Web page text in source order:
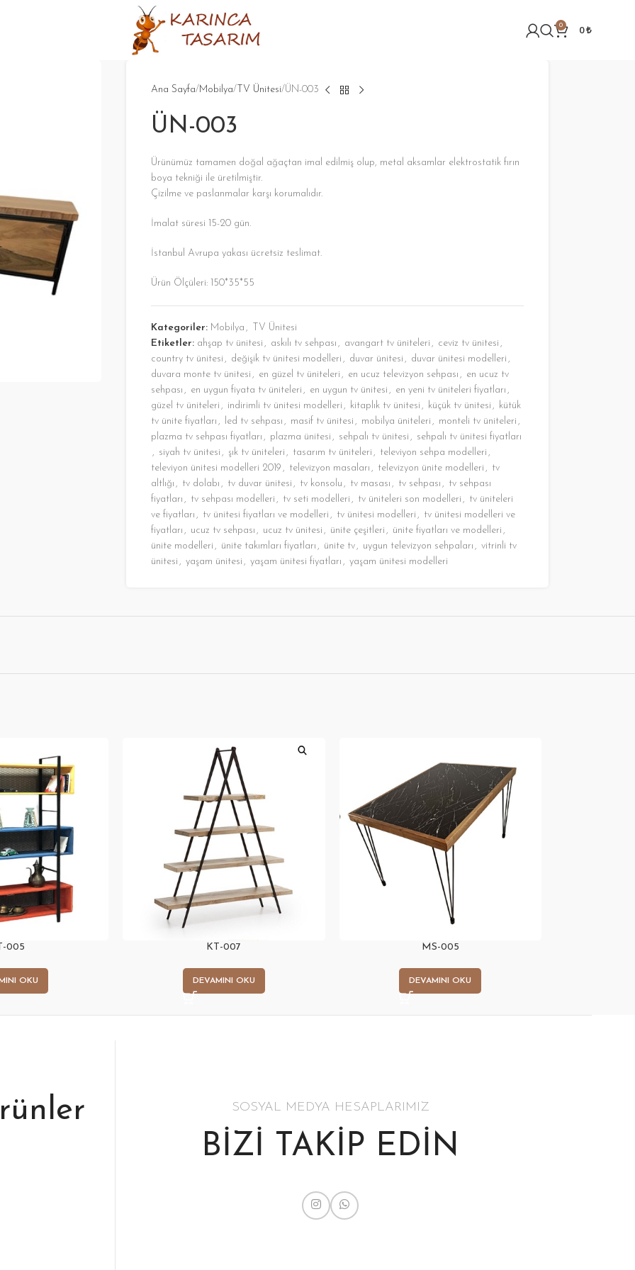
0 0₺
Ana Sayfa Mobilya TV Ünitesi ÜN-003
ÜN-003
Ürünümüz tamamen doğal ağaçtan imal edilmiş olup, metal aksamlar elektrostatik fırın
boya tekniği ile üretilmiştir.
Çizilme ve paslanmalar karşı korumalıdır.
İmalat süresi 15-20 gün.
İstanbul Avrupa yakası ücretsiz teslimat.
Ürün Ölçüleri: 150*35*55
Kategoriler: Mobilya ,
TV Ünitesi
Etiketler: ahşap tv ünitesi , askılı tv sehpası , avangart tv üniteleri , ceviz tv ünitesi ,
country tv ünitesi , değişik tv ünitesi modelleri , duvar ünitesi , duvar ünitesi modelleri ,
duvara monte tv ünitesi , en güzel tv üniteleri , en ucuz televizyon sehpası , en ucuz tv
sehpası , en uygun fiyata tv üniteleri , en uygun tv ünitesi , en yeni tv üniteleri fiyatları ,
güzel tv üniteleri , indirimli tv ünitesi modelleri , kitaplık tv ünitesi , küçük tv ünitesi , kütük
tv ünite fiyatları , led tv sehpası , masif tv ünitesi , mobilya üniteleri , monteli tv üniteleri ,
plazma tv sehpası fiyatları , plazma ünitesi , sehpalı tv ünitesi , sehpalı tv ünitesi fiyatları
, siyah tv ünitesi , şık tv üniteleri , tasarım tv üniteleri , televiyon sehpa modelleri ,
televiyon ünitesi modelleri 2019 , televizyon masaları , televizyon ünite modelleri , tv
altlığı , tv dolabı , tv duvar ünitesi , tv konsolu , tv masası , tv sehpası , tv sehpası
fiyatları , tv sehpası modelleri , tv seti modelleri , tv üniteleri son modelleri , tv üniteleri
ve fiyatları , tv ünitesi fiyatları ve modelleri , tv ünitesi modelleri , tv ünitesi modelleri ve
fiyatları , ucuz tv sehpası , ucuz tv ünitesi , ünite çeşitleri , ünite fiyatları ve modelleri ,
ünite modelleri , ünite takımları fiyatları , ünite tv, uygun televizyon sehpaları , vitrinli tv
ünitesi , yaşam ünitesi , yaşam ünitesi fiyatları , yaşam ünitesi modelleri
005
OKU
KT-007
DEVAMINI OKU
MS-005
DEVAMINI OKU
SOSYAL MEDYA HESAPLARIMIZ
BİZİ TAKİP EDİN